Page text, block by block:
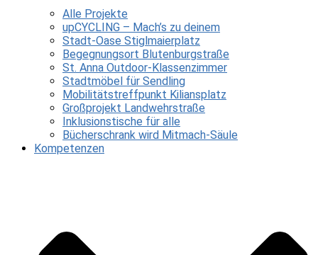
Alle Projekte
upCYCLING – Mach’s zu deinem
Stadt-Oase Stiglmaierplatz
Begegnungsort Blutenburgstraße
St. Anna Outdoor-Klassenzimmer
Stadtmöbel für Sendling
Mobilitätstreffpunkt Kiliansplatz
Großprojekt Landwehrstraße
Inklusionstische für alle
Bücherschrank wird Mitmach-Säule
Kompetenzen